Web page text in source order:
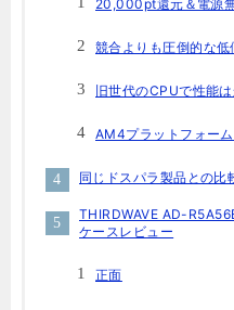
20,000pt還元＆電源
競合よりも圧倒的な低
旧世代のCPUで性能
AM4プラットフォー
同じドスパラ製品との比
THIRDWAVE AD-
ケースレビュー
正面